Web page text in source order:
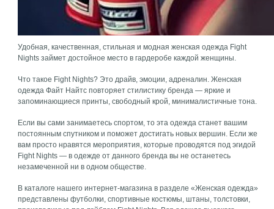
Удобная, качественная, стильная и модная женская одежда Fight
Nights займет достойное место в гардеробе каждой женщины.
Что такое Fight Nights? Это драйв, эмоции, адреналин. Женская
одежда Файт Найтс повторяет стилистику бренда — яркие и
запоминающиеся принты, свободный крой, минималистичные тона.
Если вы сами занимаетесь спортом, то эта одежда станет вашим
постоянным спутником и поможет достигать новых вершин. Если же
вам просто нравятся мероприятия, которые проводятся под эгидой
Fight Nights — в одежде от данного бренда вы не останетесь
незамеченной ни в одном обществе.
В каталоге нашего интернет-магазина в разделе «Женская одежда»
представлены футболки, спортивные костюмы, штаны, толстовки,